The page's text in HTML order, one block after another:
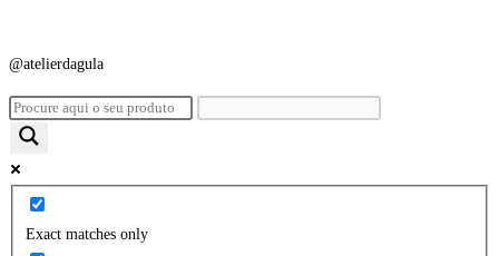
@atelierdagula
Exact matches only